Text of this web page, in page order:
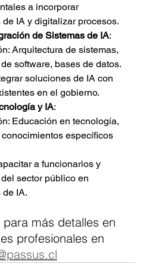
a incorporar
IA y digitalizar procesos.
de Sistemas de IA:
Arquitectura de sistemas,
software, bases de datos.
soluciones de IA con
en el gobierno.
y IA:
Educación en tecnología,
específicos
a funcionarios y
sector público en
IA.
más detalles en
profesionales en